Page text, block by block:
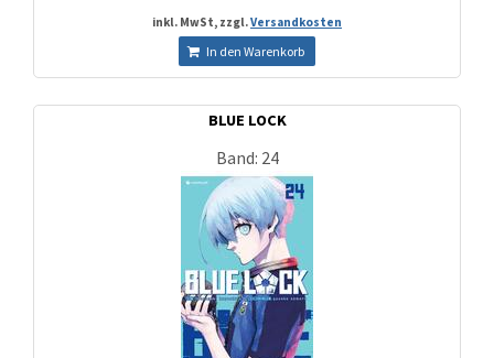
inkl. MwSt, zzgl.Versandkosten
In den Warenkorb
BLUE LOCK
Band: 24